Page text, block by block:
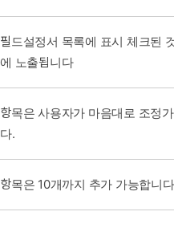
필드설정서 목록에 표시 체크된
에 노출됩니다
항목은 사용자가 마음대로 조정
다.
항목은 10개까지 추가 가능합니